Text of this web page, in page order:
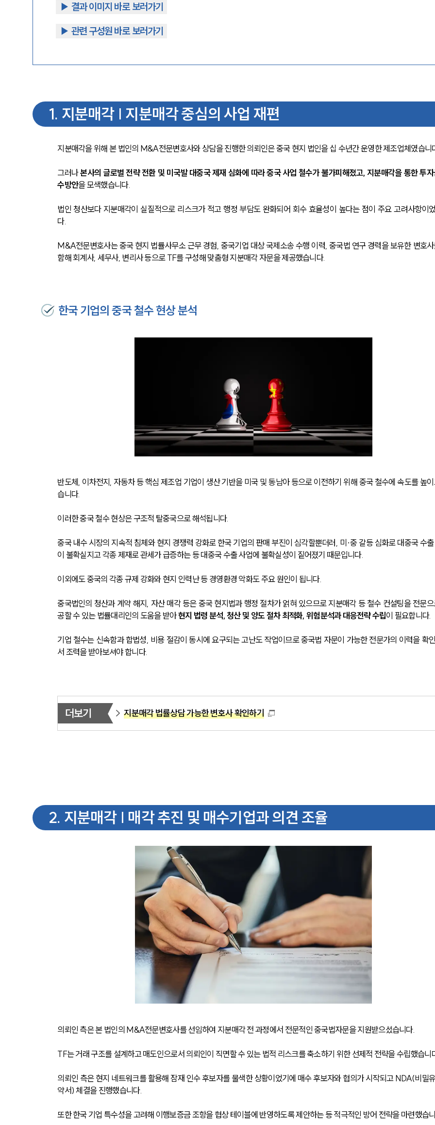
▶︎ 결과 이미지 바로 보러가기
▶︎ 관련 구성원 바로 보러가기
1. 지분매각 | 지분매각 중심의 사업 재편
지분매각을 위해 본 법인의 M&A전문변호사와 상담을 진행한 의뢰인은 중국 현지 법인을 십 수년간 운영한 제조업체였습니
그러나 본사의 글로벌 전략 전환 및 미국발 대중국 제재 심화에 따라 중국 사업 철수가 불가피해졌고, 지분매각을 통한 투
수방안을 모색했습니다.
법인 청산보다 지분매각이 실질적으로 리스크가 적고 행정 부담도 완화되어 회수 효율성이 높다는 점이 주요 고려사항이
다.
M&A전문변호사는 중국 현지 법률사무소 근무 경험, 중국기업 대상 국제소송 수행 이력, 중국법 연구 경력을 보유한 변호
함해 회계사, 세무사, 변리사 등으로 TF를 구성해 맞춤형 지분매각 자문을 제공했습니다.
한국 기업의 중국 철수 현상 분석
반도체, 이차전지, 자동차 등 핵심 제조업 기업이 생산 기반을 미국 및 동남아 등으로 이전하기 위해 중국 철수에 속도를 높이
습니다.
이러한 중국 철수 현상은 구조적 탈중국으로 해석됩니다.
중국 내수 시장의 지속적 침체와 현지 경쟁력 강화로 한국 기업의 판매 부진이 심각할뿐더러, 미·중 갈등 심화로 대중국 수출
이 불확실지고 각종 제재로 관세가 급증하는 등 대중국 수출 사업에 불확실성이 짙어졌기 때문입니다.
이외에도 중국의 각종 규제 강화와 현지 인력난 등 경영환경 악화도 주요 원인이 됩니다.
중국법인의 청산과 계약 해지, 자산 매각 등은 중국 현지법과 행정 절차가 얽혀 있으므로 지분매각 등 철수 컨설팅을 전문으
공할 수 있는 법률대리인의 도움을 받아 현지 법령 분석, 청산 및 양도 절차 최적화, 위험분석과 대응전략 수립이 필요합니다.
기업 철수는 신속함과 합법성, 비용 절감이 동시에 요구되는 고난도 작업이므로 중국법 자문이 가능한 전문가의 이력을 확
서 조력을 받아보셔야 합니다.
더보기 지분매각 법률상담 가능한 변호사 확인하기
2. 지분매각 | 매각 추진 및 매수기업과 의견 조율
의뢰인 측은 본 법인의 M&A전문변호사를 선임하여 지분매각 전 과정에서 전문적인 중국법자문을 지원받으셨습니다.
TF는 거래 구조를 설계하고 매도인으로서 의뢰인이 직면할 수 있는 법적 리스크를 축소하기 위한 선제적 전략을 수립했습니
의뢰인 측은 현지 네트워크를 활용해 잠재 인수 후보자를 물색한 상황이었기에 매수 후보자와 협의가 시작되고 NDA(비밀
약서) 체결을 진행했습니다.
또한 한국 기업 특수성을 고려해 이행보증금 조항을 협상 테이블에 반영하도록 제안하는 등 적극적인 방어 전략을 마련했습